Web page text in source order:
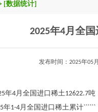
[数据统计]
2025年4月全
发布时间：2025年
4月全国进口稀土12622.7吨
年1-4月全国进口稀土累计``````